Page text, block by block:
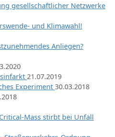
gesellschaftlicher Netzwerke
und Klimawahl!
Anliegen?
21.07.2019
Experiment 30.03.2018
Mass stirbt bei Unfall